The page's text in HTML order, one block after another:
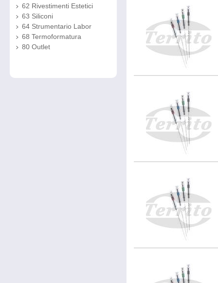
62 Rivestimenti Estetici
63 Siliconi
64 Strumentario Labor
68 Termoformatura
80 Outlet